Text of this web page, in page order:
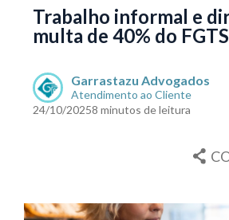
Trabalho informal e
multa de 40% do FGTS
Garrastazu Advogados
Atendimento ao Cliente
24/10/20258 minutos de leitura